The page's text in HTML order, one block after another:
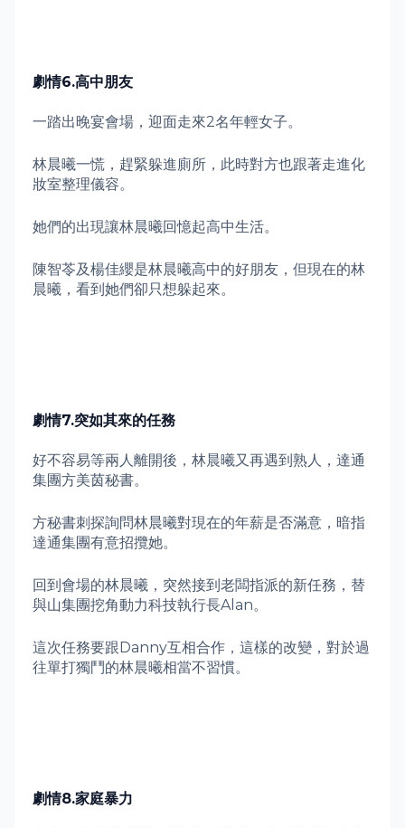
劇情6.高中朋友
一踏出晚宴會場，迎面走來2名年輕女子。
林晨曦一慌，趕緊躲進廁所，此時對方也跟著走進化
妝室整理儀容。
她們的出現讓林晨曦回憶起高中生活。
陳智苓及楊佳纓是林晨曦高中的好朋友，但現在的林
晨曦，看到她們卻只想躲起來。
劇情7.突如其來的任務
好不容易等兩人離開後，林晨曦又再遇到熟人，達通
集團方美茵秘書。
方秘書刺探詢問林晨曦對現在的年薪是否滿意，暗指
達通集團有意招攬她。
回到會場的林晨曦，突然接到老闆指派的新任務，替
與山集團挖角動力科技執行長Alan。
這次任務要跟Danny互相合作，這樣的改變，對於過
往單打獨鬥的林晨曦相當不習慣。
劇情8.家庭暴力